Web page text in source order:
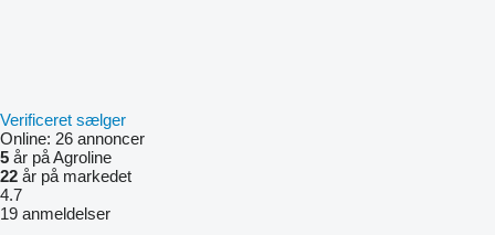
Verificeret sælger
Online: 26 annoncer
5 år på Agroline
22 år på markedet
4.7
19 anmeldelser